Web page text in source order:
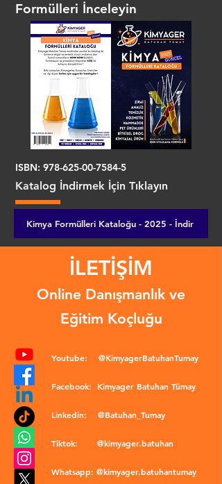
Formülleri İnceleyin
ISBN: 978-625-00-7584-5
Katalog İndirmek İçin Tıklayın
Kimya Formülleri Kataloğu - 2025 - İndir
İLETİŞİM
Online Danışmanlık ve
Eğitim Koçluğu
Youtube: @KimyagerBatuhanTumay
Facebook: Kimyager Batuhan Tümay
Linkedin: @Batuhan_Tumay
Tiktok: @kimyager.batuhan
Whatsapp: @kimyager.batuhantumay